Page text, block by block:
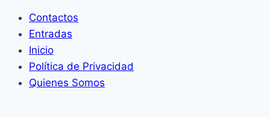
Contactos
Entradas
Inicio
Política de Privacidad
Quienes Somos